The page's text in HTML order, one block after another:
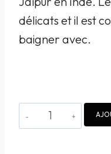
délicats et il est
baigner avec.
quantité
de